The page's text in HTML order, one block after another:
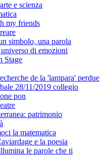
e scienza
my friends
simbolo, una parola
di emozioni
Stage
de la 'lampara' perdue
28/11/2019 collegio
pon
patrimonio
la matematica
e la poesia
le parole che ti